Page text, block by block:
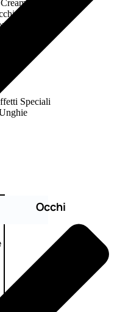
Speciali
Occhi